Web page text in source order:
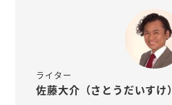
ライター
佐藤大介（さとうだいすけ）